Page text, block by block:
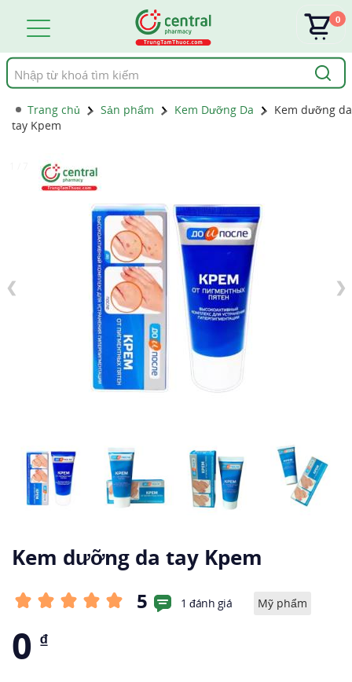
Tìm
kiếm
0
Trang chủ Sản phẩm Kem Dưỡng Da
Kem dưỡng da
tay Kpem
❮ ❯
Kem dưỡng da tay Kpem
5 1 đánh giá Mỹ phẩm
0 ₫